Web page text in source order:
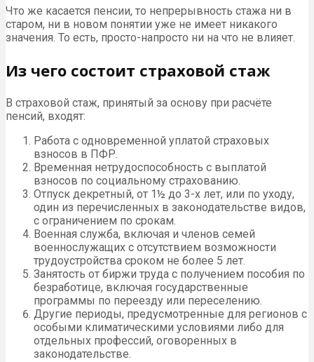
Что же касается пенсии, то непрерывность стажа ни в
старом, ни в новом понятии уже не имеет никакого
значения. То есть, просто-напросто ни на что не влияет.
Из чего состоит страховой стаж
В страховой стаж, принятый за основу при расчёте
пенсий, входят:
Работа с одновременной уплатой страховых
взносов в ПФР.
Временная нетрудоспособность с выплатой
взносов по социальному страхованию.
Отпуск декретный, от 1½ до 3-х лет, или по уходу,
один из перечисленных в законодательстве видов,
с ограничением по срокам.
Военная служба, включая и членов семей
военнослужащих с отсутствием возможности
трудоустройства сроком не более 5 лет.
Занятость от биржи труда с получением пособия по
безработице, включая государственные
программы по переезду или переселению.
Другие периоды, предусмотренные для регионов с
особыми климатическими условиями либо для
отдельных профессий, оговоренных в
законодательстве.